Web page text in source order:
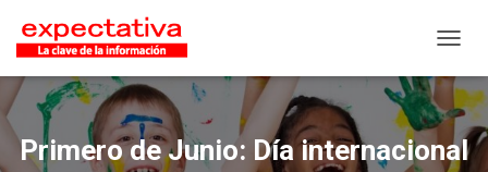
Primero de Junio: Día internacional